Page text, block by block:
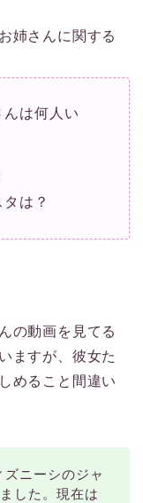
姉さんに関する
は何人い
は？
の動画を見てる
ますが、彼女た
めること間違い
ニーシのジャ
した。現在は